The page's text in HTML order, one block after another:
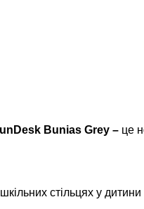
Bunias Grey – це
стільцях у